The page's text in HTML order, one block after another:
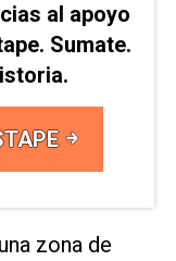
al apoyo
Sumate.
zona de